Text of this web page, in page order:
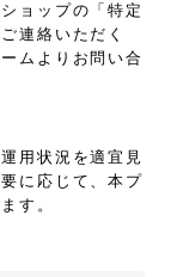
ョップの「特定
連絡いただく
ムよりお問い合
用状況を適宜見
に応じて、本プ
す。